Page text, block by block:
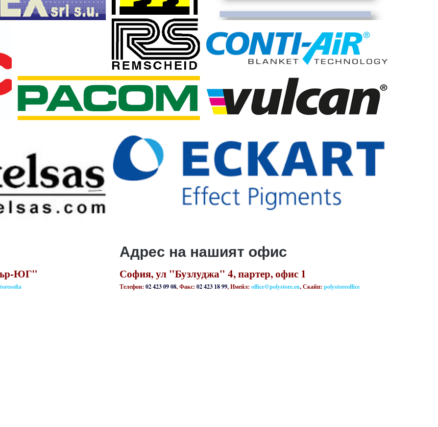
ЮГ"
Адрес на нашият офис
София, ул "Бузлуджа" 4, партер, офис 1
Телефон: 02 423 09 08, Факс: 02 423 18 99, Имейл: office@polystore.eu, Скайп: polystoreoffice